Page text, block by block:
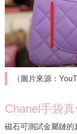
（圖片來源：
Chanel手袋
磁石可測試金屬鏈的